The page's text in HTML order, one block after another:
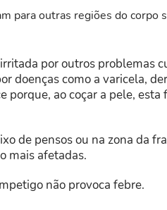
para outras regiões do corpo
por outros problemas
doenças como a varicela,
porque, ao coçar a pele,
de pensos ou na zona da
mais afetadas.
não provoca febre.